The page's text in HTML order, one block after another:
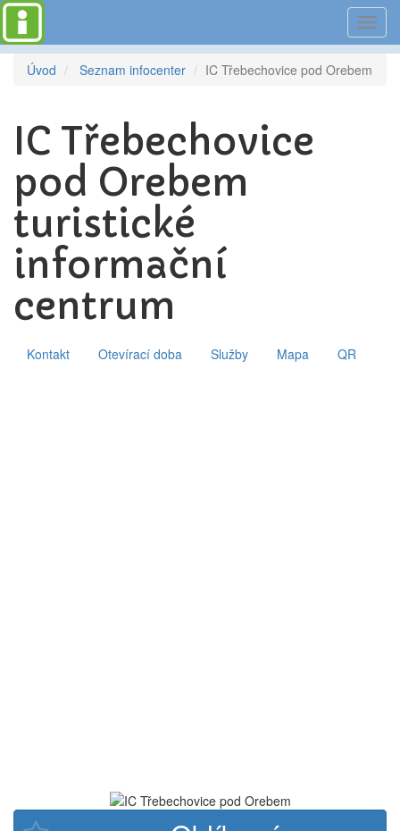
Úvod
Seznam infocenter IC Třebechovice pod Orebem
IC Třebechovice
pod Orebem
turistické
informační
centrum
Kontakt Otevírací doba Služby Mapa QR